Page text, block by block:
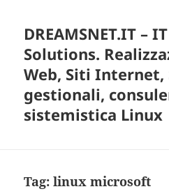
DREAMSNET.IT – IT
Solutions.
Web, Siti Internet,
gestionali,
sistemistica Linux
Tag:linux microsoft